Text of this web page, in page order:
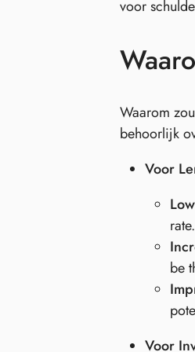
voor
Waarom
behoorlijk
Voor
be
Voor